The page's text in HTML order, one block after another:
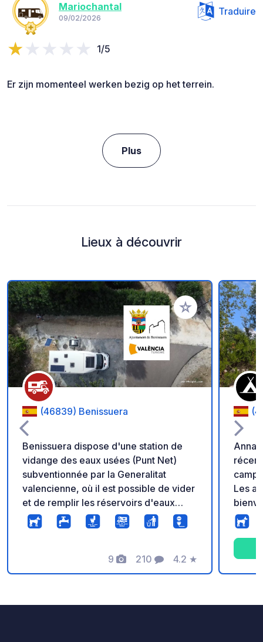
Mariochantal
09/02/2026
Traduire
1/5
Er zijn momenteel werken bezig op het terrein.
Plus
Lieux à découvrir
Ajouter à vos
(46839) Benissuera
Benissuera dispose d'une station de
vidange des eaux usées (Punt Net)
subventionnée par la Generalitat
valencienne, où il est possible de vider
et de remplir les réservoirs d'eaux
grises et noires pour 4 € par jour. Le
personnel de la mairie est chargé de
terrain de camping. Des branchements
électriques sont disponibles pour 3 €
9
Photos
210
Commentaires
4.2
Note
★
Anna
Les
bienvenus !
tarif
Point
d'eau